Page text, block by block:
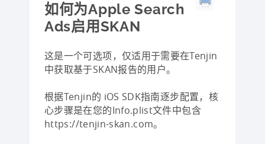
如何为Apple Search
Ads启用SKAN
这是一个可选项，仅适用于需要在Tenjin
中获取基于SKAN报告的用户。
根据Tenjin的 iOS SDK指南逐步配置，核
心步骤是在您的Info.plist文件中包含
https://tenjin-skan.com。